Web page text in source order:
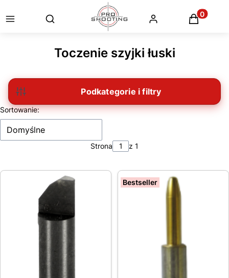
Otwórz wyszukiwarkę
Toczenie szyjki łuski
Filtry
Lista produktów
Sortowanie:
Domyślne
Strona z 1
Bestseller